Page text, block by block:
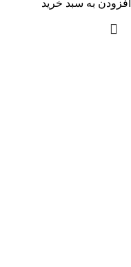
افزودن به سبد خرید